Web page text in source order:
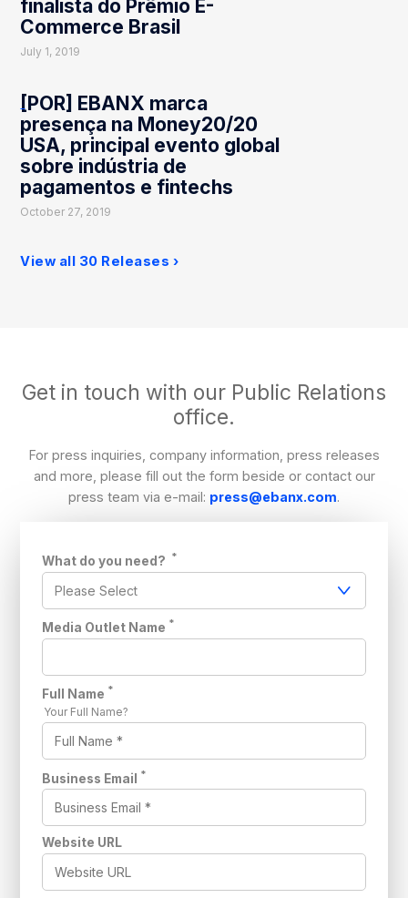
finalista do Prêmio E-
Commerce Brasil
July 1, 2019
[POR] EBANX marca
presença na Money20/20
USA, principal evento global
sobre indústria de
pagamentos e fintechs
October 27, 2019
View all 30 Releases
Get in touch with our Public Relations
office.
For press inquiries, company information, press releases
and more, please fill out the form beside or contact our
press team via e-mail: press@ebanx.com.
What do you need? *
Media Outlet Name *
Full Name *
Your Full Name?
Business Email *
Website URL